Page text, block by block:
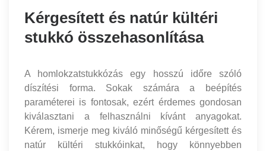
Kérgesített és natúr kültéri
stukkó összehasonlítása
A homlokzatstukkózás egy hosszú időre szóló
díszítési forma. Sokak számára a beépítés
paraméterei is fontosak, ezért érdemes gondosan
kiválasztani a felhasználni kívánt anyagokat.
Kérem, ismerje meg kiváló minőségű kérgesített és
natúr kültéri stukkóinkat, hogy könnyebben